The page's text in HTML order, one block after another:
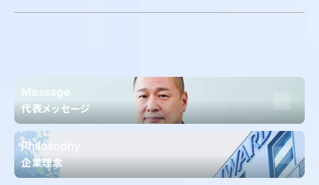
Message
代表メッセージ
Philosophy
企業理念